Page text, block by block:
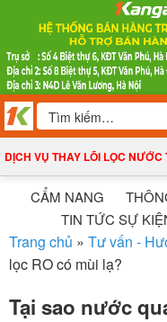
nội
dung
Tìm
kiếm:
DỊCH VỤ THAY LÕI LỌC NƯỚC
CẨM NANG
TIN TỨC SỰ
Trang chủ » Tư vấn -
lọc RO có mùi lạ?
Tại sao nước